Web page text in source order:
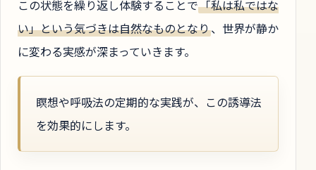
この状態を繰り返し体験することで「私は私ではな
い」という気づきは自然なものとなり、世界が静か
に変わる実感が深まっていきます。
瞑想や呼吸法の定期的な実践が、この誘導法
を効果的にします。